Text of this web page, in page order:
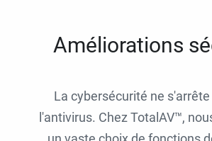
Améliorations
La cybersécurité ne
l'antivirus. Chez TotalAV™,